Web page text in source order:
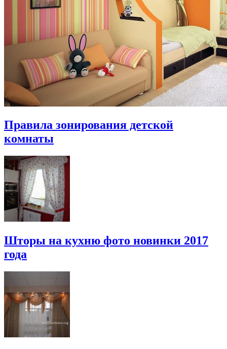
Правила зонирования детской
комнаты
Шторы на кухню фото новинки 2017
года